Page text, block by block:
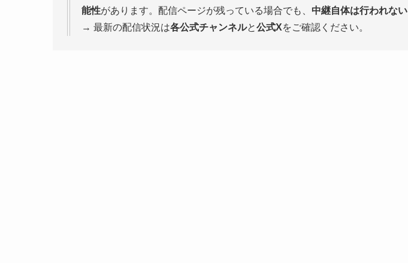
能性があります。配信ページが残っている場合でも、 中継自体は行われない
→ 最新の配信状況は各公式チャンネルと公式Xをご確認ください。